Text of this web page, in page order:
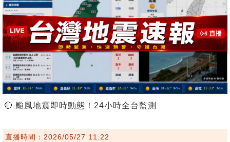
🔴 颱風地震即時動態！24小時全台監測
直播時間：2026/05/27 11:22